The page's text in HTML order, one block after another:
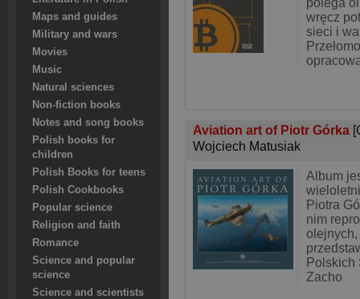
Maps and guides
Military and wars
Movies
Music
Natural sciences
Non-fiction books
Notes and song books
Polish books for
children
Polish Books for teens
Polish Cookbooks
Popular science
Religion and faith
Romance
Science and popular
science
Science and scientists
polega
wręcz
sieci i
Aviation art of Piotr Górka
Wojciech Matusiak
Album
Piotra
nim
olejnych,
Polskich
Zacho